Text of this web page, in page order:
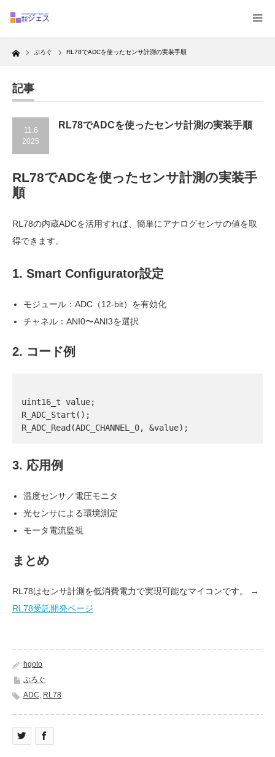
Home ぶろぐ RL78でADCを使ったセンサ計測の実装手順
記事
11.6
2025
RL78でADCを使ったセンサ計測の実装手順
RL78でADCを使ったセンサ計測の実装手
順
RL78の内蔵ADCを活用すれば、簡単にアナログセンサの値を取
得できます。
1. Smart Configurator設定
モジュール：ADC（12-bit）を有効化
チャネル：ANI0〜ANI3を選択
2. コード例
uint16_t value;
R_ADC_Start();
3. 応用例
温度センサ／電圧モニタ
光センサによる環境測定
モータ電流監視
まとめ
RL78はセンサ計測を低消費電力で実現可能なマイコンです。 →
RL78受託開発ページ
hgoto
ぶろぐ
ADC, RL78